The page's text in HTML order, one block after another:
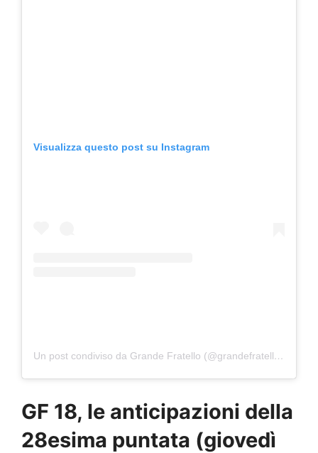
Visualizza questo post su Instagram
Un post condiviso da Grande Fratello (@grandefratellotv)
GF 18, le anticipazioni della
28esima puntata (giovedì